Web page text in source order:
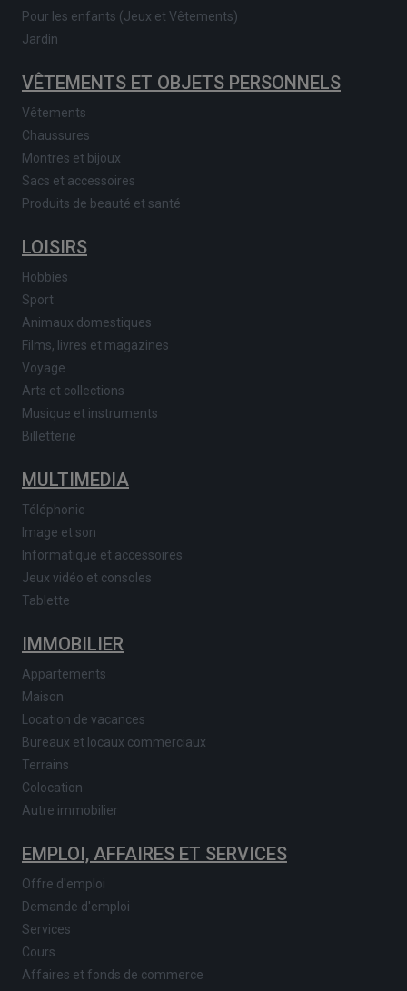
Pour les enfants (Jeux et Vêtements)
Jardin
VÊTEMENTS ET OBJETS PERSONNELS
Vêtements
Chaussures
Montres et bijoux
Sacs et accessoires
Produits de beauté et santé
LOISIRS
Hobbies
Sport
Animaux domestiques
Films, livres et magazines
Voyage
Arts et collections
Musique et instruments
Billetterie
MULTIMEDIA
Téléphonie
Image et son
Informatique et accessoires
Jeux vidéo et consoles
Tablette
IMMOBILIER
Appartements
Maison
Location de vacances
Bureaux et locaux commerciaux
Terrains
Colocation
Autre immobilier
EMPLOI, AFFAIRES ET SERVICES
Offre d'emploi
Demande d'emploi
Services
Cours
Affaires et fonds de commerce